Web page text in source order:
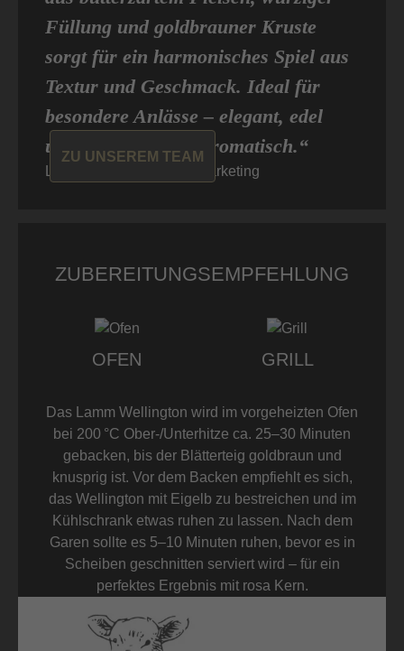
ZU UNSEREM TEAM
Füllung und goldbrauner Kruste
sorgt für ein harmonisches Spiel aus
Textur und Geschmack. Ideal für
besondere Anlässe – elegant, edel
und überraschend aromatisch.“
Louisa von Don Carne, Marketing
ZUBEREITUNGSEMPFEHLUNG
OFEN GRILL
Das Lamm Wellington wird im vorgeheizten Ofen
bei 200 °C Ober-/Unterhitze ca. 25–30 Minuten
gebacken, bis der Blätterteig goldbraun und
knusprig ist. Vor dem Backen empfiehlt es sich,
das Wellington mit Eigelb zu bestreichen und im
Kühlschrank etwas ruhen zu lassen. Nach dem
Garen sollte es 5–10 Minuten ruhen, bevor es in
Scheiben geschnitten serviert wird – für ein
perfektes Ergebnis mit rosa Kern.